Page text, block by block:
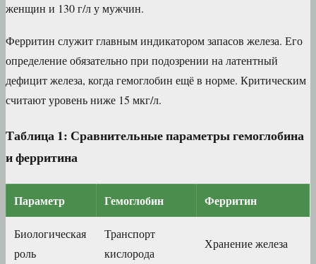
женщин и 130 г/л у мужчин.
Ферритин служит главным индикатором запасов железа. Его
определение обязательно при подозрении на латентный
дефицит железа, когда гемоглобин ещё в норме. Критическим
считают уровень ниже 15 мкг/л.
Таблица 1: Сравнительные параметры гемоглобина
и ферритина
Параметр Гемоглобин Ферритин
Биологическая
роль
Транспорт
кислорода
Хранение железа